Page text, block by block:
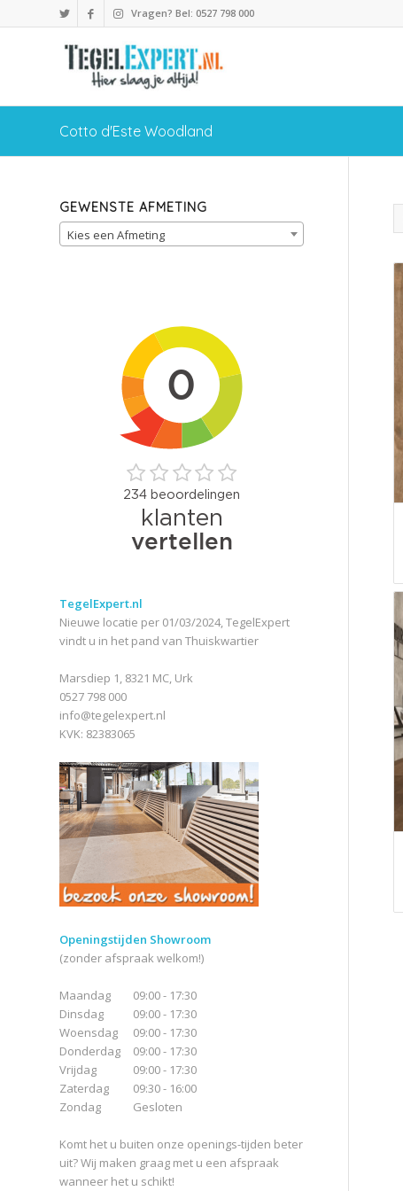
Vragen? Bel: 0527 798 000
Cotto d'Este Woodland
GEWENSTE AFMETING
Kies een Afmeting
TegelExpert.nl
Nieuwe locatie per 01/03/2024, TegelExpert
vindt u in het pand van Thuiskwartier
Marsdiep 1, 8321 MC, Urk
0527 798 000
info@tegelexpert.nl
KVK: 82383065
Openingstijden Showroom
(zonder afspraak welkom!)
Maandag
Dinsdag
Woensdag
Donderdag
Vrijdag
Zaterdag
Zondag
09:00 - 17:30
09:00 - 17:30
09:00 - 17:30
09:00 - 17:30
09:00 - 17:30
09:30 - 16:00
Gesloten
Komt het u buiten onze openings-tijden beter
uit? Wij maken graag met u een afspraak
wanneer het u schikt!